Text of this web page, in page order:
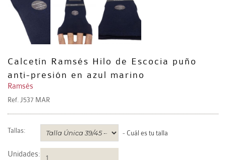
Calcetín Ramsés Hilo de Escocia puño
anti-presión en azul marino
Ramsés
Ref. J537 MAR
Tallas: - Cuál es tu talla
Unidades: